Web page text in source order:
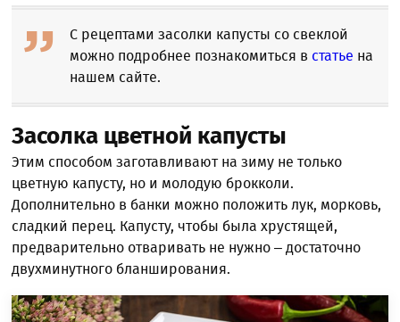
С рецептами засолки капусты со свеклой
можно подробнее познакомиться в статье на
нашем сайте.
Засолка цветной капусты
Этим способом заготавливают на зиму не только
цветную капусту, но и молодую брокколи.
Дополнительно в банки можно положить лук, морковь,
сладкий перец. Капусту, чтобы была хрустящей,
предварительно отваривать не нужно – достаточно
двухминутного бланширования.